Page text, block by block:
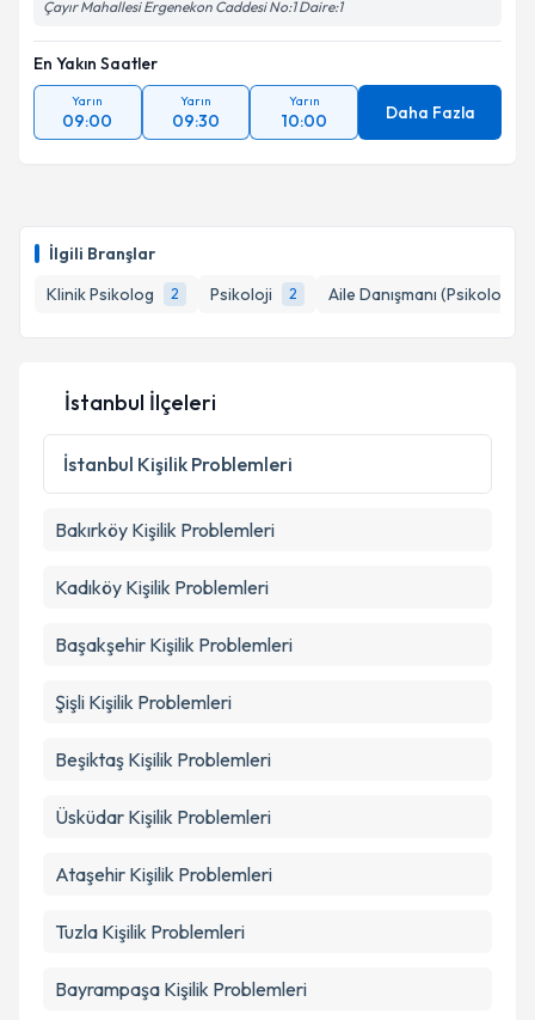
İlgili Branşlar
Klinik Psikolog
2 Psikoloji 2 Aile Danışmanı (Psikolog)
Çayır Mahallesi Ergenekon Caddesi No:1 Daire:1
En Yakın Saatler
Yarın
09:00
Yarın
09:30
Yarın
10:00 Daha Fazla
İstanbul İlçeleri
İstanbul Kişilik Problemleri
Bakırköy Kişilik Problemleri
Kadıköy Kişilik Problemleri
Başakşehir Kişilik Problemleri
Şişli Kişilik Problemleri
Beşiktaş Kişilik Problemleri
Üsküdar Kişilik Problemleri
Ataşehir Kişilik Problemleri
Tuzla Kişilik Problemleri
Bayrampaşa Kişilik Problemleri